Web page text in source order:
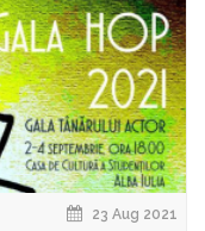
23 Aug 2021